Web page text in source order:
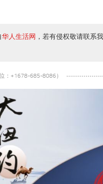
华人生活网 ，若有侵权敬请联系
：+1678-685-8086）